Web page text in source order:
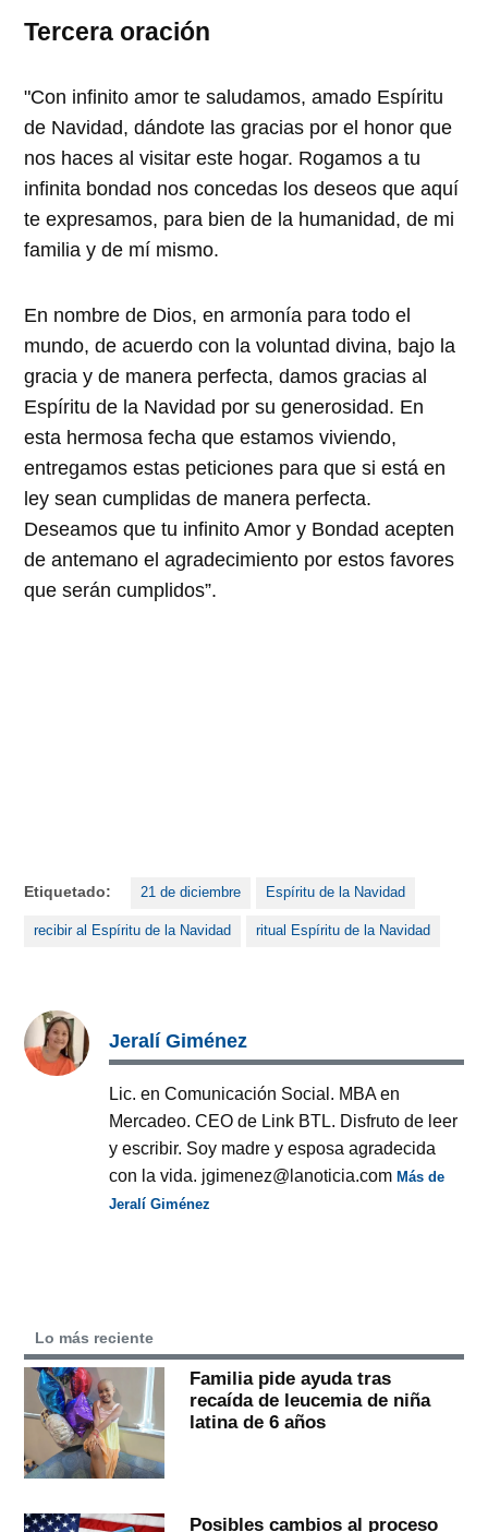
Tercera oración
"Con infinito amor te saludamos, amado Espíritu
de Navidad, dándote las gracias por el honor que
nos haces al visitar este hogar. Rogamos a tu
infinita bondad nos concedas los deseos que aquí
te expresamos, para bien de la humanidad, de mi
familia y de mí mismo.
En nombre de Dios, en armonía para todo el
mundo, de acuerdo con la voluntad divina, bajo la
gracia y de manera perfecta, damos gracias al
Espíritu de la Navidad por su generosidad. En
esta hermosa fecha que estamos viviendo,
entregamos estas peticiones para que si está en
ley sean cumplidas de manera perfecta.
Deseamos que tu infinito Amor y Bondad acepten
de antemano el agradecimiento por estos favores
que serán cumplidos”.
Etiquetado: 21 de diciembre Espíritu de la Navidad
recibir al Espíritu de la Navidad ritual Espíritu de la Navidad
Jeralí Giménez
Lic. en Comunicación Social. MBA en
Mercadeo. CEO de Link BTL. Disfruto de leer
y escribir. Soy madre y esposa agradecida
con la vida. jgimenez@lanoticia.comMás de
Jeralí Giménez
Lo más reciente
Familia pide ayuda tras
recaída de leucemia de niña
latina de 6 años
Posibles cambios al proceso